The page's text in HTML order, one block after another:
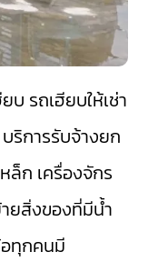
บ รถเฮียบให้เช่า
ริการรับจ้างยก
ก เครื่องจักร
ยสิ่งของที่มีน้ำ
ทุกคนมี